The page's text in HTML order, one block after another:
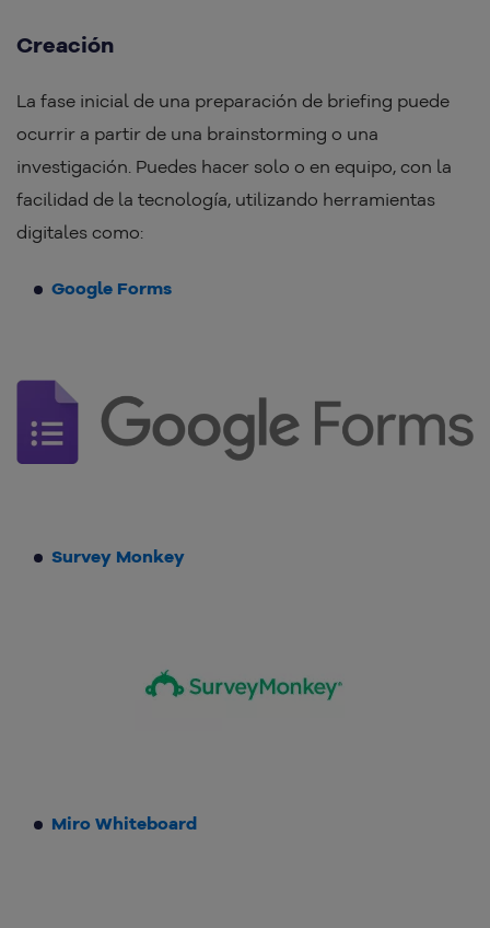
Creación
La fase inicial de una preparación de briefing puede
ocurrir a partir de una brainstorming o una
investigación. Puedes hacer solo o en equipo, con la
facilidad de la tecnología, utilizando herramientas
digitales como:
Google Forms
Survey Monkey
Miro Whiteboard